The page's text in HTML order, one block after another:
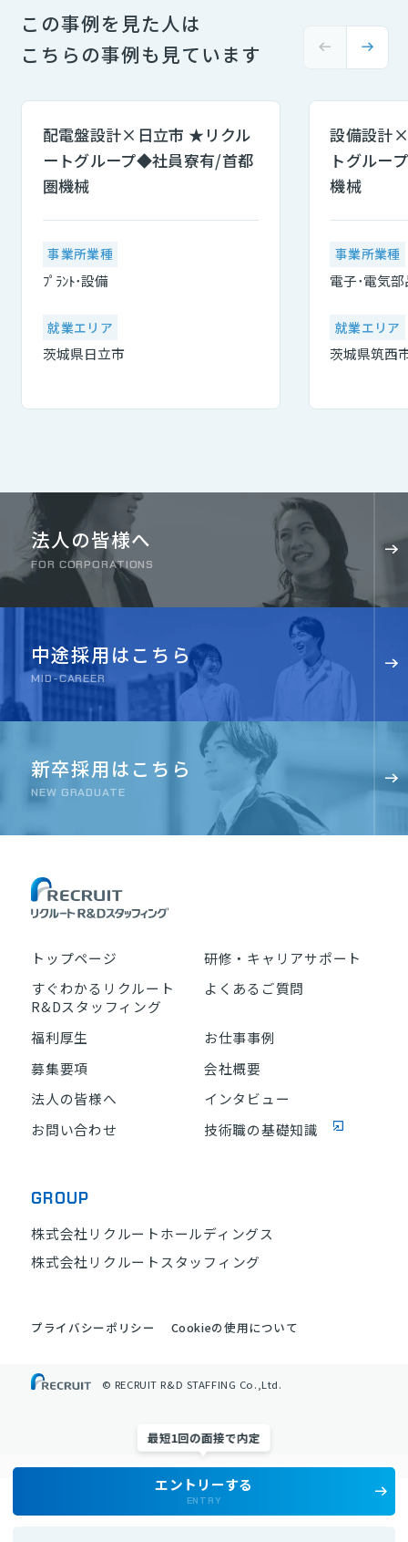
この事例を見た人は
こちらの事例も見ています
配電盤設計×日立市 ★リクル
ートグループ◆社員寮有/首都
圏機械
事業所業種
ﾌﾟﾗﾝﾄ･設備
就業エリア
茨城県日立市
設備設計
トグルー
機械
事業所業種
電子･電気
就業エリア
茨城県筑西
法人の皆様へ
FOR CORPORATIONS
中途採用はこちら
MID-CAREER
新卒採用はこちら
NEW GRADUATE
トップページ
研修・キャリアサポート
すぐわかるリクルート
R&Dスタッフィング
よくあるご質問
福利厚生
お仕事事例
募集要項
会社概要
法人の皆様へ
インタビュー
お問い合わせ
技術職の基礎知識
GROUP
株式会社リクルートホールディングス
株式会社リクルートスタッフィング
プライバシーポリシー Cookieの使用について
© RECRUIT R&D STAFFING Co.,Ltd.
エントリーする
ENTRY
最短1回の面接で内定